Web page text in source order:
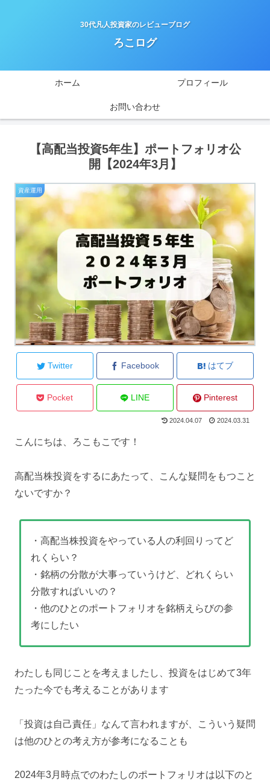
30代凡人投資家のレビューブログ
ろこログ
ホーム プロフィール
お問い合わせ
【高配当投資5年生】ポートフォリオ公
開【2024年3月】
資産運用
Twitter Facebook はてブ
Pocket LINE Pinterest
2024.04.07 2024.03.31
こんにちは、ろこもこです！
高配当株投資をするにあたって、こんな疑問をもつこと
ないですか？
・高配当株投資をやっている人の利回りってど
れくらい？
・銘柄の分散が大事っていうけど、どれくらい
分散すればいいの？
・他のひとのポートフォリオを銘柄えらびの参
考にしたい
わたしも同じことを考えましたし、投資をはじめて3年
たった今でも考えることがあります
「投資は自己責任」なんて言われますが、こういう疑問
は他のひとの考え方が参考になることも
2024年3月時点でのわたしのポートフォリオは以下のと